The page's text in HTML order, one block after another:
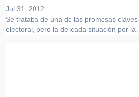
Jul 31, 2012
Se trataba de una de las promesas claves de su programa
electoral, pero la delicada situación por la…